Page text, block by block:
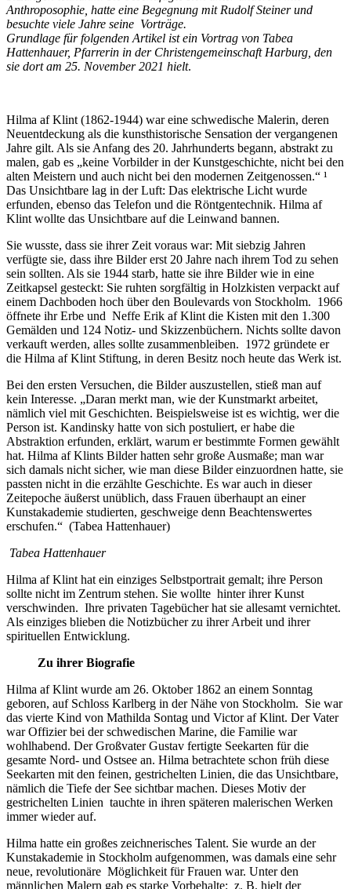
Anthroposophie, hatte eine Begegnung mit Rudolf Steiner und
besuchte viele Jahre seine Vorträge.
Grundlage für folgenden Artikel ist ein Vortrag von Tabea
Hattenhauer, Pfarrerin in der Christengemeinschaft Harburg, den
sie dort am 25. November 2021 hielt.
Hilma af Klint (1862-1944) war eine schwedische Malerin, deren
Neuentdeckung als die kunsthistorische Sensation der vergangenen
Jahre gilt. Als sie Anfang des 20. Jahrhunderts begann, abstrakt zu
malen, gab es „keine Vorbilder in der Kunstgeschichte, nicht bei den
alten Meistern und auch nicht bei den modernen Zeitgenossen.“ ¹
Das Unsichtbare lag in der Luft: Das elektrische Licht wurde
erfunden, ebenso das Telefon und die Röntgentechnik. Hilma af
Klint wollte das Unsichtbare auf die Leinwand bannen.
Sie wusste, dass sie ihrer Zeit voraus war: Mit siebzig Jahren
verfügte sie, dass ihre Bilder erst 20 Jahre nach ihrem Tod zu sehen
sein sollten. Als sie 1944 starb, hatte sie ihre Bilder wie in eine
Zeitkapsel gesteckt: Sie ruhten sorgfältig in Holzkisten verpackt auf
einem Dachboden hoch über den Boulevards von Stockholm. 1966
öffnete ihr Erbe und Neffe Erik af Klint die Kisten mit den 1.300
Gemälden und 124 Notiz- und Skizzenbüchern. Nichts sollte davon
verkauft werden, alles sollte zusammenbleiben. 1972 gründete er
die Hilma af Klint Stiftung, in deren Besitz noch heute das Werk ist.
Bei den ersten Versuchen, die Bilder auszustellen, stieß man auf
kein Interesse. „Daran merkt man, wie der Kunstmarkt arbeitet,
nämlich viel mit Geschichten. Beispielsweise ist es wichtig, wer die
Person ist. Kandinsky hatte von sich postuliert, er habe die
Abstraktion erfunden, erklärt, warum er bestimmte Formen gewählt
hat. Hilma af Klints Bilder hatten sehr große Ausmaße; man war
sich damals nicht sicher, wie man diese Bilder einzuordnen hatte, sie
passten nicht in die erzählte Geschichte. Es war auch in dieser
Zeitepoche äußerst unüblich, dass Frauen überhaupt an einer
Kunstakademie studierten, geschweige denn Beachtenswertes
erschufen.“ (Tabea Hattenhauer)
Tabea Hattenhauer
Hilma af Klint hat ein einziges Selbstportrait gemalt; ihre Person
sollte nicht im Zentrum stehen. Sie wollte hinter ihrer Kunst
verschwinden. Ihre privaten Tagebücher hat sie allesamt vernichtet.
Als einziges blieben die Notizbücher zu ihrer Arbeit und ihrer
spirituellen Entwicklung.
Zu ihrer Biografie
Hilma af Klint wurde am 26. Oktober 1862 an einem Sonntag
geboren, auf Schloss Karlberg in der Nähe von Stockholm. Sie war
das vierte Kind von Mathilda Sontag und Victor af Klint. Der Vater
war Offizier bei der schwedischen Marine, die Familie war
wohlhabend. Der Großvater Gustav fertigte Seekarten für die
gesamte Nord- und Ostsee an. Hilma betrachtete schon früh diese
Seekarten mit den feinen, gestrichelten Linien, die das Unsichtbare,
nämlich die Tiefe der See sichtbar machen. Dieses Motiv der
gestrichelten Linien tauchte in ihren späteren malerischen Werken
immer wieder auf.
Hilma hatte ein großes zeichnerisches Talent. Sie wurde an der
Kunstakademie in Stockholm aufgenommen, was damals eine sehr
neue, revolutionäre Möglichkeit für Frauen war. Unter den
männlichen Malern gab es starke Vorbehalte; z. B. hielt der